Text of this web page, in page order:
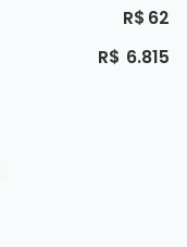
R$ 62
R$ 6.815